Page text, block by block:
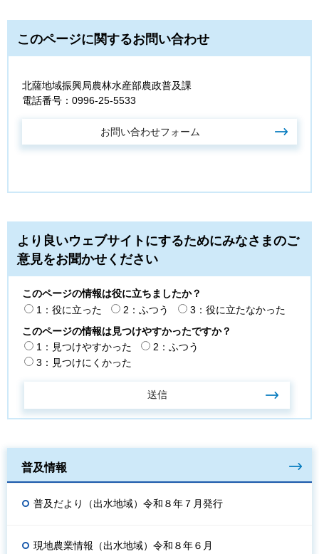
このページに関するお問い合わせ
北薩地域振興局農林水産部農政普及課
電話番号：0996-25-5533
より良いウェブサイトにするためにみなさまのご
意見をお聞かせください
このページの情報は役に立ちましたか？
1：役に立った
2：ふつう
3：役に立たなかった
このページの情報は見つけやすかったですか？
1：見つけやすかった
2：ふつう
3：見つけにくかった
普及情報
普及だより（出水地域）令和８年７月発行
現地農業情報（出水地域）令和８年６月